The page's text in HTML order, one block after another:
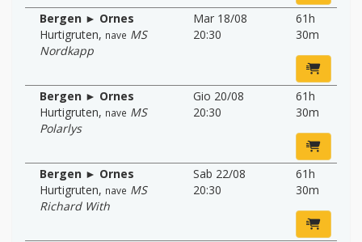
Bergen ► Ornes
Hurtigruten, nave MS
Nordkapp
Mar 18/08
20:30
61h
30m
Bergen ► Ornes
Hurtigruten, nave MS
Polarlys
Gio 20/08
20:30
61h
30m
Bergen ► Ornes
Hurtigruten, nave MS
Richard With
Sab 22/08
20:30
61h
30m